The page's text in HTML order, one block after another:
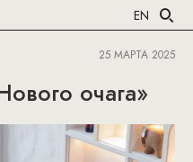
EN
25 МАРТА 2025
очага»